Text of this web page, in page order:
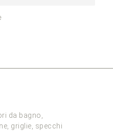
da bagno,
griglie, specchi